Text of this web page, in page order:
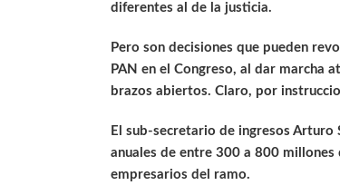
diferentes al de la justicia.
Pero son decisiones que pueden
PAN en el Congreso, al dar marcha
brazos abiertos. Claro, por
El sub-secretario de ingresos
anuales de entre 300 a 800
empresarios del ramo.